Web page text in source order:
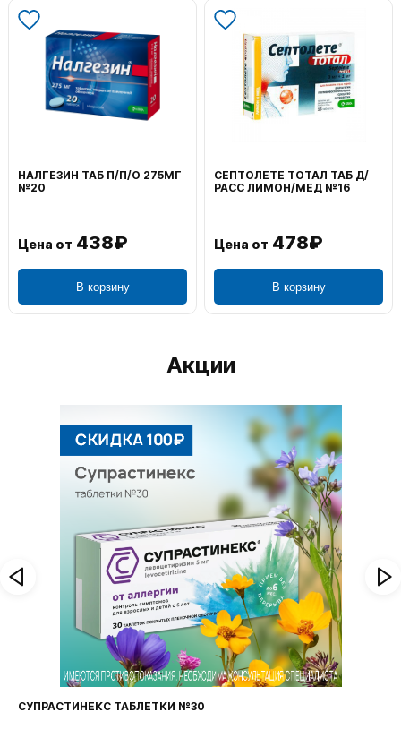
НАЛГЕЗИН ТАБ П/П/О 275МГ
№20
Цена от 438₽
В корзину
СЕПТОЛЕТЕ ТОТАЛ ТАБ Д/
РАСС ЛИМОН/МЕД №16
Цена от 478₽
В корзину
Акции
СУПРАСТИНЕКС ТАБЛЕТКИ №30